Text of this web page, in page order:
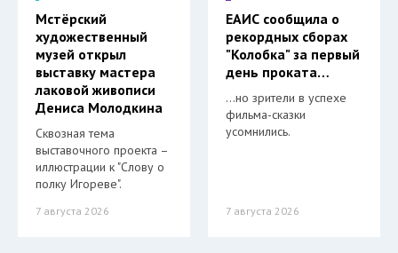
Мстёрский
художественный
музей открыл
выставку мастера
лаковой живописи
Дениса Молодкина
Сквозная тема
выставочного проекта –
иллюстрации к "Слову о
полку Игореве".
7 августа 2026
ЕАИС сообщила о
рекордных сборах
"Колобка" за первый
день проката…
…но зрители в успехе
фильма-сказки
усомнились.
7 августа 2026